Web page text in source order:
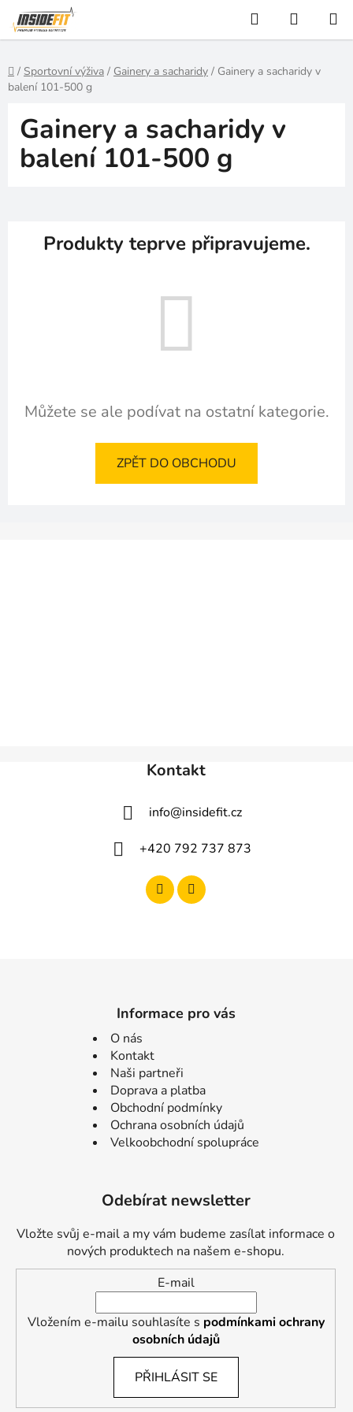
Přejít
na
obsah
Hledat
KOŠÍK
Domů
/ Sportovní výživa / Gainery a sacharidy / Gainery a sacharidy v
balení 101-500 g
Gainery a sacharidy v
balení 101-500 g
Produkty teprve připravujeme.
Můžete se ale podívat na ostatní kategorie.
ZPĚT DO OBCHODU
Kontakt
info@insidefit.cz
+420 792 737 873
Informace pro vás
O nás
Kontakt
Naši partneři
Doprava a platba
Obchodní podmínky
Ochrana osobních údajů
Velkoobchodní spolupráce
Odebírat newsletter
Vložte svůj e-mail a my vám budeme zasílat informace o
nových produktech na našem e-shopu.
E-mail
Vložením e-mailu souhlasíte s podmínkami ochrany
osobních údajů
PŘIHLÁSIT SE